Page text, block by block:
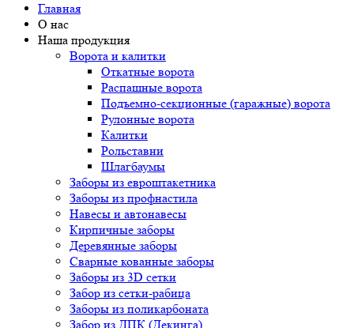
Главная
О нас
Наша продукция
Ворота и калитки
Откатные ворота
Распашные ворота
Подъемно-секционные (гаражные) ворота
Рулонные ворота
Калитки
Рольставни
Шлагбаумы
Заборы из евроштакетника
Заборы из профнастила
Навесы и автонавесы
Кирпичные заборы
Деревянные заборы
Сварные кованные заборы
Заборы из 3D сетки
Забор из сетки-рабица
Заборы из поликарбоната
Забор из ДПК (Декинга)